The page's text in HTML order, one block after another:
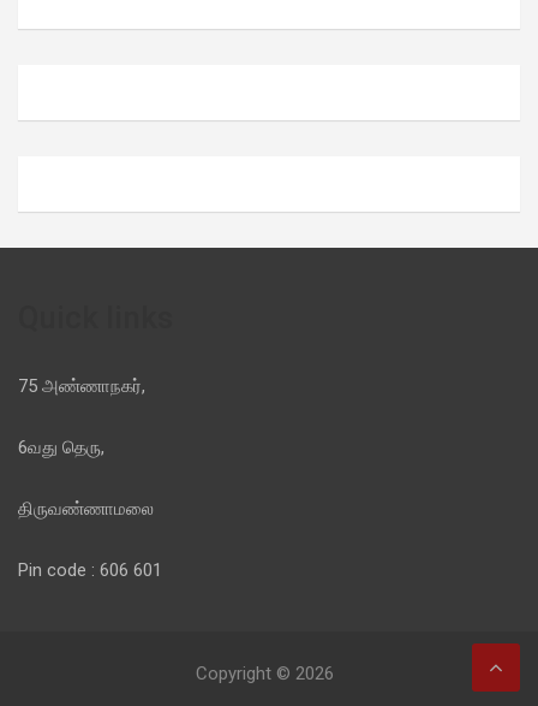
75 அண்ணாநகர்,
6வது தெரு,
திருவண்ணாமலை
Pin code : 606 601
Copyright © 2026